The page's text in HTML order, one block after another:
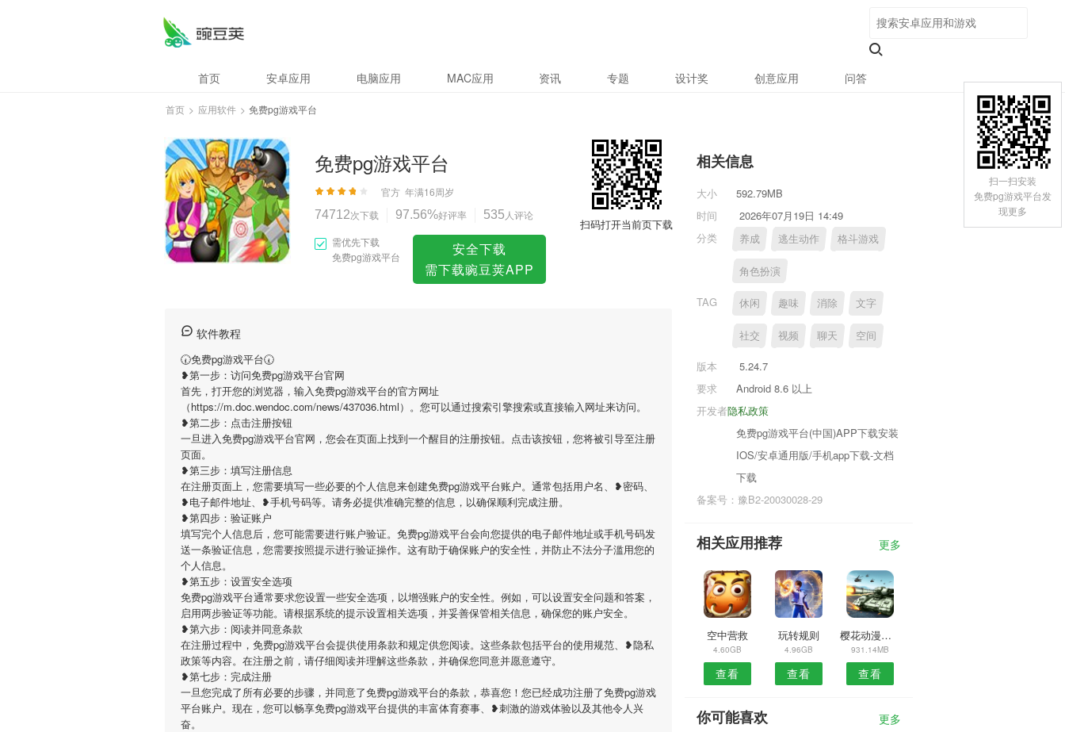
首页 安卓应用 电脑应用 MAC应用 资讯 专题 设计奖 创意应用 问答
首页 > 应用软件 > 免费pg游戏平台
免费pg游戏平台
官方 年满16周岁
74712次下载 97.56%好评率 535 人评论
需优先下载
免费pg游戏平台
安全下载
需下载豌豆荚APP
扫码打开当前页下载
软件教程
🕢免费pg游戏平台🕢
❥第一步：访问免费pg游戏平台官网
首先，打开您的浏览器，输入免费pg游戏平台的官方网址
（https://m.doc.wendoc.com/news/437036.html）。您可以通过搜索引擎搜索或直接输入网址来访问。
❥第二步：点击注册按钮
一旦进入免费pg游戏平台官网，您会在页面上找到一个醒目的注册按钮。点击该按钮，您将被引导至注册
页面。
❥第三步：填写注册信息
在注册页面上，您需要填写一些必要的个人信息来创建免费pg游戏平台账户。通常包括用户名、❥密码、
❥电子邮件地址、❥手机号码等。请务必提供准确完整的信息，以确保顺利完成注册。
❥第四步：验证账户
填写完个人信息后，您可能需要进行账户验证。免费pg游戏平台会向您提供的电子邮件地址或手机号码发
送一条验证信息，您需要按照提示进行验证操作。这有助于确保账户的安全性，并防止不法分子滥用您的
个人信息。
❥第五步：设置安全选项
免费pg游戏平台通常要求您设置一些安全选项，以增强账户的安全性。例如，可以设置安全问题和答案，
启用两步验证等功能。请根据系统的提示设置相关选项，并妥善保管相关信息，确保您的账户安全。
❥第六步：阅读并同意条款
在注册过程中，免费pg游戏平台会提供使用条款和规定供您阅读。这些条款包括平台的使用规范、❥隐私
政策等内容。在注册之前，请仔细阅读并理解这些条款，并确保您同意并愿意遵守。
❥第七步：完成注册
一旦您完成了所有必要的步骤，并同意了免费pg游戏平台的条款，恭喜您！您已经成功注册了免费pg游戏
平台账户。现在，您可以畅享免费pg游戏平台提供的丰富体育赛事、❥刺激的游戏体验以及其他令人兴
奋。
相关信息
大小
592.79MB
时间
2026年07月19日 14:49
分类
养成 逃生动作 格斗游戏
角色扮演
TAG 休闲 趣味 消除 文字
社交 视频 聊天 空间
版本
5.24.7
要求
Android 8.6 以上
隐私政策
开发者
免费pg游戏平台(中国)APP下载安装
IOS/安卓通用版/手机app下载-文档
下载
备案号：豫B2-20030028-29
相关应用推荐 更多
空中营救
4.60GB
查看
玩转规则
4.96GB
查看
樱花动漫进击的巨人
931.14MB
查看
你可能喜欢 更多
扫一扫安装
免费pg游戏平台发
现更多